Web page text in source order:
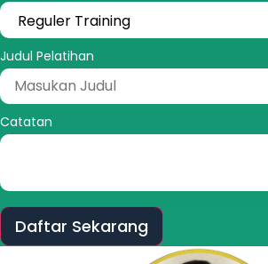
Judul Pelatihan
Catatan
Daftar Sekarang